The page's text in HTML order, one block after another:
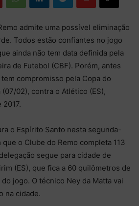
admite uma possível eliminação
Todos estão confiantes no jogo
ainda não tem data definida pela
de Futebol (CBF). Porém, antes
compromisso pela Copa do
02), contra o Atlético (ES),
2017.
o Espírito Santo nesta segunda-
o Clube do Remo completa 113
segue para cidade de
(ES), que fica a 60 quilômetros de
jogo. O técnico Ney da Matta vai
na cidade.